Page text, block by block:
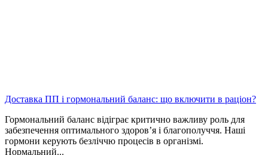
Доставка ПП і гормональний баланс: що включити в раціон?
Гормональний баланс відіграє критично важливу роль для
забезпечення оптимального здоров’я і благополуччя. Наші
гормони керують безліччю процесів в організмі.
Нормальний...